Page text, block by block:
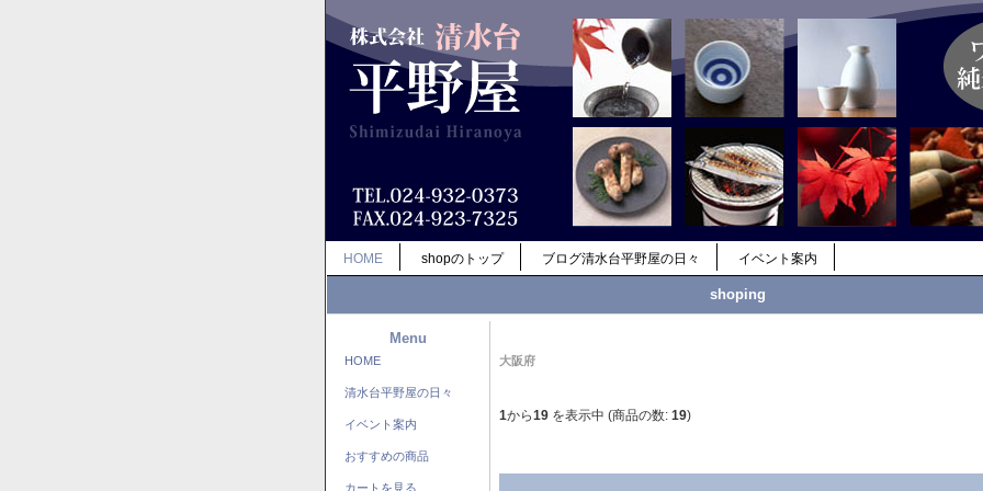
HOME shopのトップ ブログ清水台平野屋の日々 イベント案内
shoping
Menu
HOME
清水台平野屋の日々
イベント案内
おすすめの商品
カートを見る
大阪府
1から19 を表示中 (商品の数: 19)